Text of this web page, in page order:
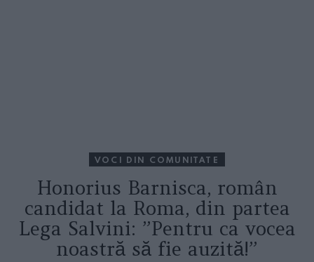
VOCI DIN COMUNITATE
Honorius Barnisca, român
candidat la Roma, din partea
Lega Salvini: ”Pentru ca vocea
noastră să fie auzită!”